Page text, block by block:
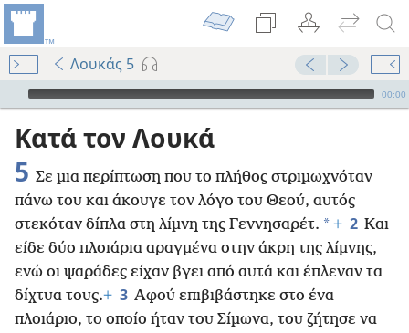
Λουκάς 5
Audio Player
00:00
Κατά τον Λουκά
5 Σε μια περίπτωση που το πλήθος στριμωχνόταν
πάνω του και άκουγε τον λόγο του Θεού, αυτός
στεκόταν δίπλα στη λίμνη της Γεννησαρέτ. * + 2 Και
είδε δύο πλοιάρια αραγμένα στην άκρη της λίμνης,
ενώ οι ψαράδες είχαν βγει από αυτά και έπλεναν τα
δίχτυα τους.+ 3 Αφού επιβιβάστηκε στο ένα
πλοιάριο, το οποίο ήταν του Σίμωνα, του ζήτησε να